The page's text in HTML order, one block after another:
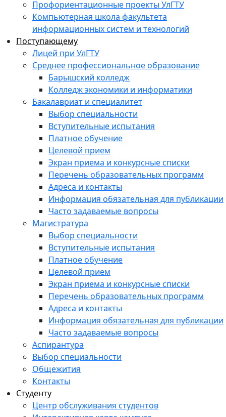
Профориентационные проекты УлГТУ
Компьютерная школа факультета
информационных систем и технологий
Поступающему
Лицей при УлГТУ
Среднее профессиональное образование
Барышский колледж
Колледж экономики и информатики
Бакалавриат и специалитет
Выбор специальности
Вступительные испытания
Платное обучение
Целевой прием
Экран приема и конкурсные списки
Перечень образовательных программ
Адреса и контакты
Информация обязательная для публикации
Часто задаваемые вопросы
Магистратура
Выбор специальности
Вступительные испытания
Платное обучение
Целевой прием
Экран приема и конкурсные списки
Перечень образовательных программ
Адреса и контакты
Информация обязательная для публикации
Часто задаваемые вопросы
Аспирантура
Выбор специальности
Общежития
Контакты
Студенту
Центр обслуживания студентов